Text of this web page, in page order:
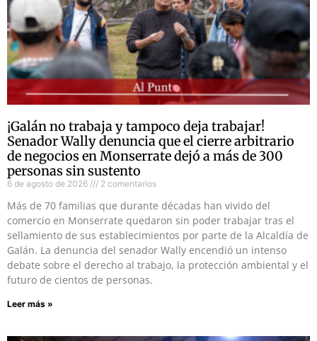
¡Galán no trabaja y tampoco deja trabajar!
Senador Wally denuncia que el cierre arbitrario
de negocios en Monserrate dejó a más de 300
personas sin sustento
6 de agosto de 2026 2 comentarios
Más de 70 familias que durante décadas han vivido del
comercio en Monserrate quedaron sin poder trabajar tras el
sellamiento de sus establecimientos por parte de la Alcaldía de
Galán. La denuncia del senador Wally encendió un intenso
debate sobre el derecho al trabajo, la protección ambiental y el
futuro de cientos de personas.
Leer más »